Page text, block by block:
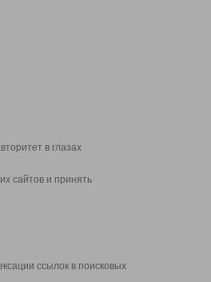
в глазах
сайтов и принять
ссылок в поисковых